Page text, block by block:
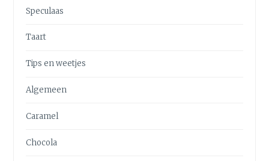
Speculaas
Taart
Tips en weetjes
Algemeen
Caramel
Chocola